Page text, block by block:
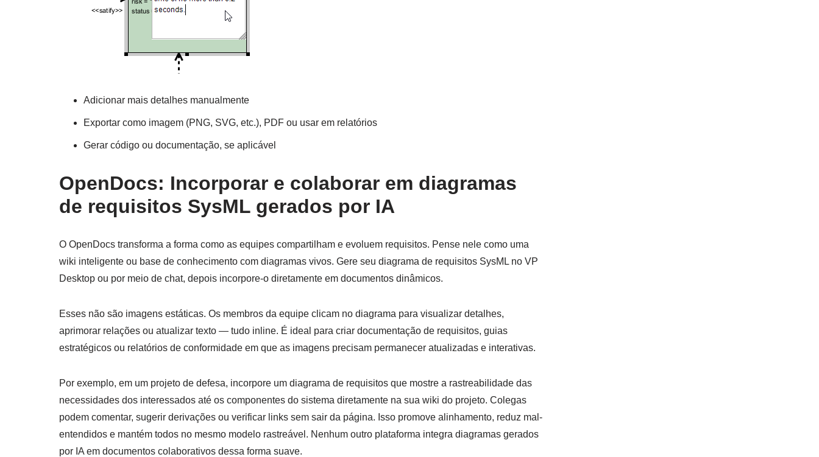
Adicionar mais detalhes manualmente
Exportar como imagem (PNG, SVG, etc.), PDF ou usar em relatórios
Gerar código ou documentação, se aplicável
OpenDocs: Incorporar e colaborar em diagramas
de requisitos SysML gerados por IA
O OpenDocs transforma a forma como as equipes compartilham e evoluem requisitos. Pense nele como uma
wiki inteligente ou base de conhecimento com diagramas vivos. Gere seu diagrama de requisitos SysML no VP
Desktop ou por meio de chat, depois incorpore-o diretamente em documentos dinâmicos.
Esses não são imagens estáticas. Os membros da equipe clicam no diagrama para visualizar detalhes,
aprimorar relações ou atualizar texto — tudo inline. É ideal para criar documentação de requisitos, guias
estratégicos ou relatórios de conformidade em que as imagens precisam permanecer atualizadas e interativas.
Por exemplo, em um projeto de defesa, incorpore um diagrama de requisitos que mostre a rastreabilidade das
necessidades dos interessados até os componentes do sistema diretamente na sua wiki do projeto. Colegas
podem comentar, sugerir derivações ou verificar links sem sair da página. Isso promove alinhamento, reduz mal-
entendidos e mantém todos no mesmo modelo rastreável. Nenhum outro plataforma integra diagramas gerados
por IA em documentos colaborativos dessa forma suave.